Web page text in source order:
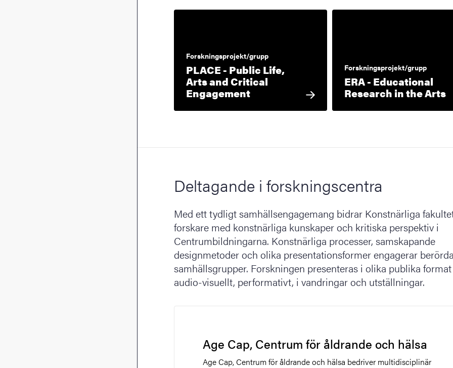
Forskningsprojekt/grupp
PLACE - Public Life,
Arts and Critical
Engagement
Forskningsprojekt/grupp
ERA - Educational
Research in the Arts
Deltagande i forskningscentra
Med ett tydligt samhällsengagemang bidrar Konstnärliga
forskare med konstnärliga kunskaper och kritiska perspektiv i
Centrumbildningarna. Konstnärliga processer, samskapande
designmetoder och olika presentationsformer engagerar berörda
samhällsgrupper. Forskningen presenteras i olika publika
audio-visuellt, performativt, i vandringar och utställningar.
Age Cap, Centrum för åldrande och hälsa
Age Cap,Centrum för åldrande och hälsa bedriver multidisciplinär